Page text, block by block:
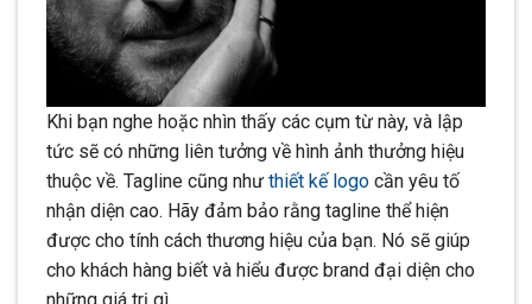
Khi bạn nghe hoặc nhìn thấy các cụm từ này, và lập
tức sẽ có những liên tưởng về hình ảnh thưởng hiệu
thuộc về. Tagline cũng như thiết kế logo cần yêu tố
nhận diện cao. Hãy đảm bảo rằng tagline thể hiện
được cho tính cách thương hiệu của bạn. Nó sẽ giúp
cho khách hàng biết và hiểu được brand đại diện cho